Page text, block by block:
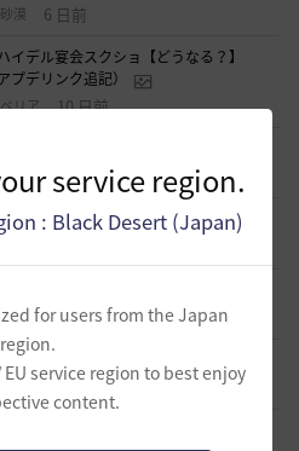
service region.
: Black Desert (Japan)
for users from the Japan
region.
service region to best enjoy
content.
漠 6 日前
イデル宴会スクショ【どうなる？】
プデリンク追記）
リア 10 日前
ン 2026.07.24
の地図の場所
2026.07.24
ーポン配布
音 2026.07.24